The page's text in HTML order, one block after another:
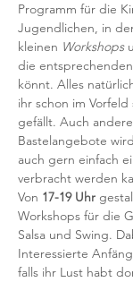
Programm für die
Jugendlichen, in
kleinen Workshops
die
könnt. Alles
ihr schon im Vorfeld
gefällt. Auch
Bastelangebote
auch gern einfach
verbracht werden
Von 17-19 Uhr
Workshops für die
Salsa und Swing.
Interessierte
falls ihr Lust habt